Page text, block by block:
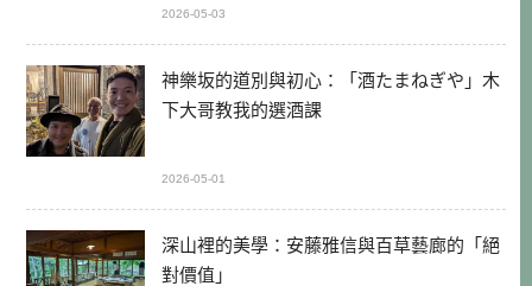
2026-05-03
神樂坂的道別與初心：「酒たまねぎや」木
下大哥教我的選酒課
2026-05-01
深山裡的美學：安藤雅信與百草藝廊的「絕
對價值」